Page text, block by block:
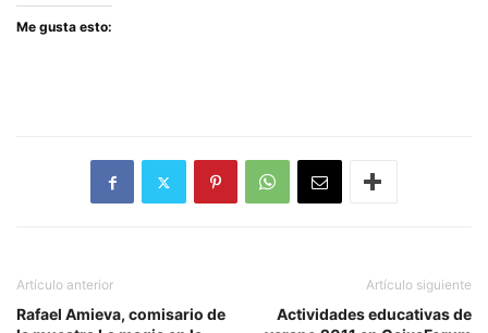
Me gusta esto:
Artículo anterior
Rafael Amieva, comisario de
Artículo siguiente
Actividades educativas de